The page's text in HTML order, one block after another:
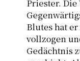
Priester.
Blutes hat
vollzogen
Gedächtnis